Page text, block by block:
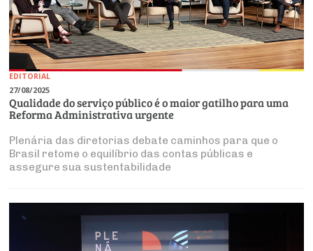
EDITORIAL
27/08/2025
Qualidade do serviço público é o maior gatilho para uma
Reforma Administrativa urgente
Plenária das diretorias debate caminhos para que o
Brasil retome o equilíbrio das contas públicas e
assegure sua sustentabilidade